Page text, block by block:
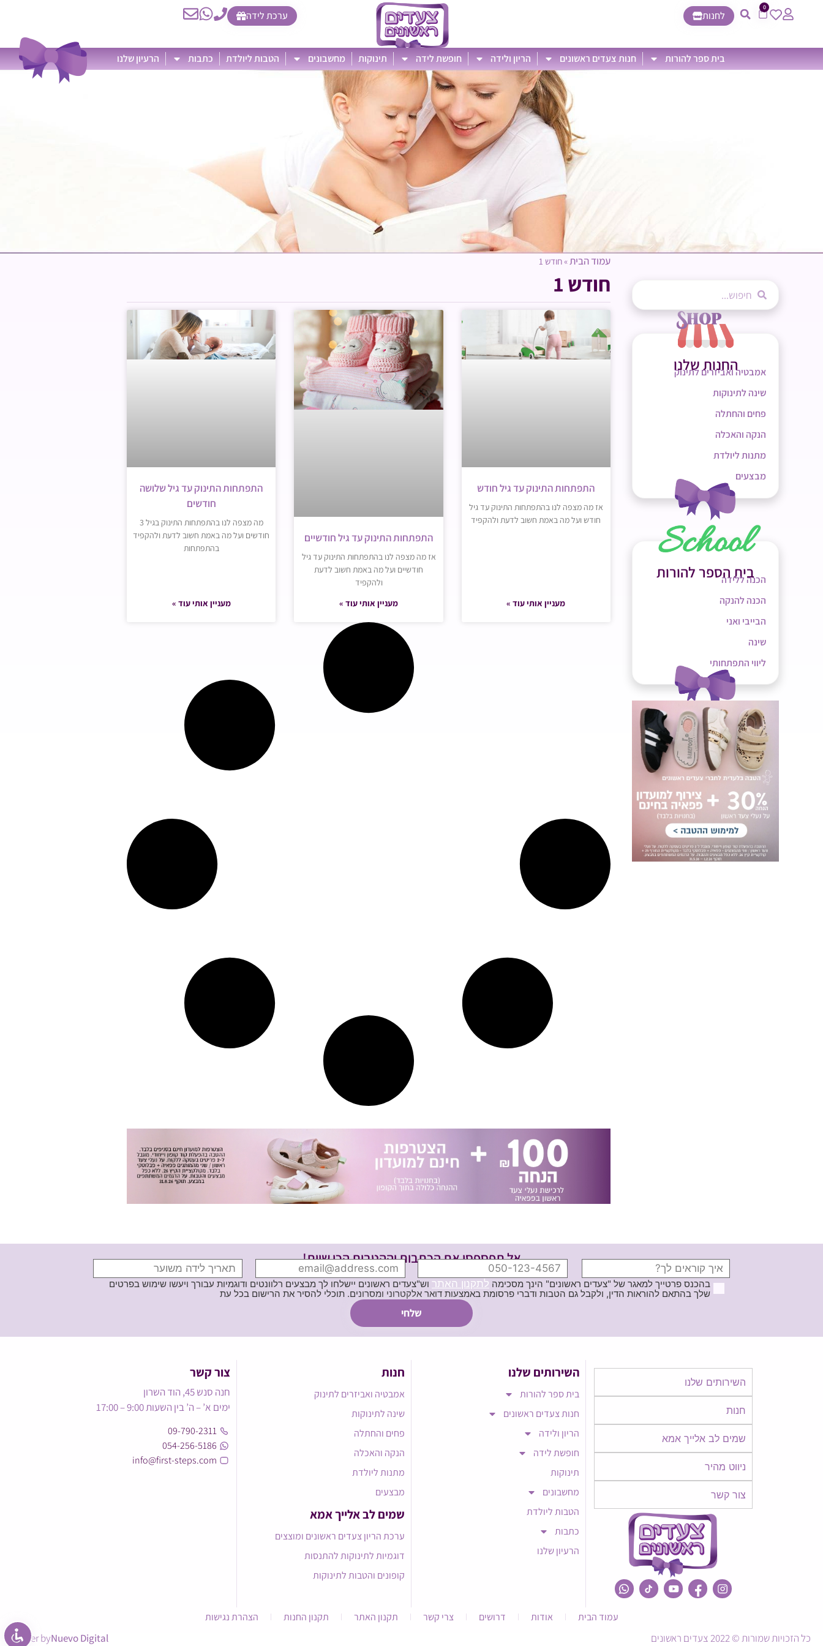
0
לחנות ערכת לידה
בית ספר להורות חנות צעדים ראשונים הריון ולידה חופשת לידה תינוקות מחשבונים הטבות ליולדת כתבות הרעיון שלנו
החנות שלנו
אמבטיה ואביזרים לתינוק
שינה לתינוקות
פחים והחתלה
הנקה והאכלה
מתנות ליולדת
מבצעים
בית הספר להורות
הכנה ללידה
הכנה להנקה
הבייבי ואני
שינה
ליווי התפתחותי
עמוד הבית»חודש 1
חודש 1
התפתחות התינוק עד גיל חודש
אז מה מצפה לנו בהתפתחות התינוק עד גיל
חודש ועל מה באמת חשוב לדעת ולהקפיד
מעניין אותי עוד »
התפתחות התינוק עד גיל חודשיים
אז מה מצפה לנו בהתפתחות התינוק עד גיל
חודשיים ועל מה באמת חשוב לדעת
ולהקפיד
מעניין אותי עוד »
התפתחות התינוק עד גיל שלושה
חודשים
מה מצפה לנו בהתפתחות התינוק בגיל 3
חודשים ועל מה באמת חשוב לדעת ולהקפיד
בהתפתחות
מעניין אותי עוד »
אל תפספסי את הכתבות וההטבות הכי שוות!
בהכנס פרטייך למאגר של "צעדים ראשונים" הינך מסכימה לתקנון האתר וש"צעדים ראשונים יישלחו לך מבצעים רלוונטים ודוגמיות עבורך ויעשו שימוש בפרטים
שלך בהתאם להוראות הדין, ולקבל גם הטבות ודברי פרסומת באמצעות דואר אלקטרוני ומסרונים. תוכלי להסיר את הרישום בכל עת
השירותים שלנו
חנות
שמים לב אלייך אמא​​
ניווט מהיר
צור קשר
השירותים שלנו
בית ספר להורות
חנות צעדים ראשונים
הריון ולידה
חופשת לידה
תינוקות
מחשבונים
הטבות ליולדת
כתבות
הרעיון שלנו
חנות
אמבטיה ואביזרים לתינוק
שינה לתינוקות
פחים והחתלה
הנקה והאכלה
מתנות ליולדת
מבצעים
שמים לב אלייך אמא​
ערכת הריון צעדים ראשונים ומוצצים
דוגמיות לתינוקות להתנסות
קופונים והטבות לתינוקות
צור קשר
חנה סנש 45, הוד השרון
ימים א’ – ה’ בין השעות 9:00 – 17:00
09-790-2311
054-256-5186
info@first-steps.com
עמוד הבית אודות דרושים צרי קשר תקנון האתר תקנון החנות הצהרת נגישות
כל הזכויות שמורות © 2022 צעדים ראשונים power byNuevo Digital